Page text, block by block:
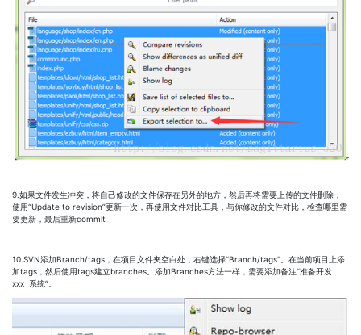
9.如果文件发生冲突，将自己修改的文件保存在另外的地方，然后再将需要上传的文件删除，
使用“Update to revision”更新一次，再使用文件对比工具，与你修改的文件对比，检查哪里需
要更新，最后重新commit
10.SVN添加Branch/tags，在项目文件夹空白处，右键选择“Branch/tags”。在当前项目上添
加tags，然后使用tags建立branches。添加Branches方法一样，需要添加备注“准备开发
xxx 系统”。